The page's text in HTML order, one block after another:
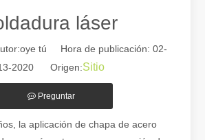
láser
tú Hora de publicación: 02-
2020 Origen:Sitio
Preguntar
la aplicación de chapa de acero